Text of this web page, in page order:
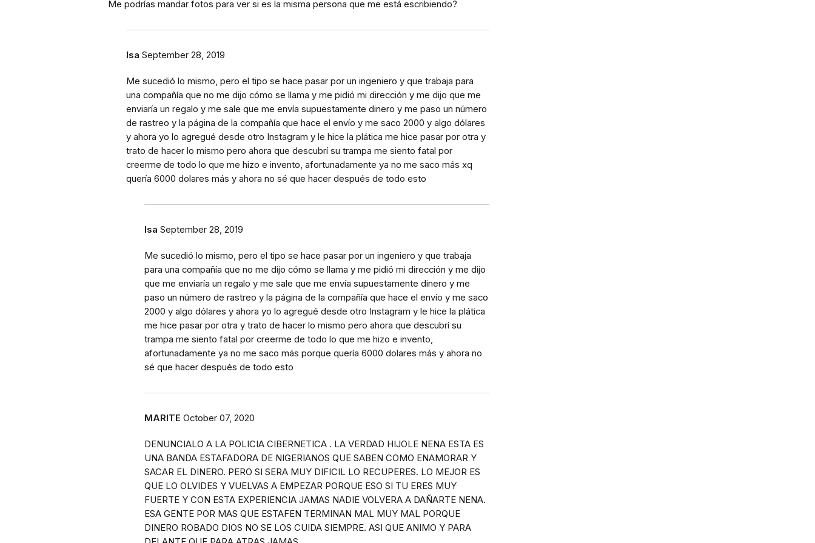
Me podrías mandar fotos para ver si es la misma persona que me está escribiendo?
Isa September 28, 2019
Me sucedió lo mismo, pero el tipo se hace pasar por un ingeniero y que trabaja para
una compañía que no me dijo cómo se llama y me pidió mi dirección y me dijo que me
enviaría un regalo y me sale que me envía supuestamente dinero y me paso un número
de rastreo y la página de la compañía que hace el envío y me saco 2000 y algo dólares
y ahora yo lo agregué desde otro Instagram y le hice la plática me hice pasar por otra y
trato de hacer lo mismo pero ahora que descubrí su trampa me siento fatal por
creerme de todo lo que me hizo e invento, afortunadamente ya no me saco más xq
quería 6000 dolares más y ahora no sé que hacer después de todo esto
Isa September 28, 2019
Me sucedió lo mismo, pero el tipo se hace pasar por un ingeniero y que trabaja
para una compañía que no me dijo cómo se llama y me pidió mi dirección y me dijo
que me enviaría un regalo y me sale que me envía supuestamente dinero y me
paso un número de rastreo y la página de la compañía que hace el envío y me saco
2000 y algo dólares y ahora yo lo agregué desde otro Instagram y le hice la plática
me hice pasar por otra y trato de hacer lo mismo pero ahora que descubrí su
trampa me siento fatal por creerme de todo lo que me hizo e invento,
afortunadamente ya no me saco más porque quería 6000 dolares más y ahora no
sé que hacer después de todo esto
MARITE October 07, 2020
DENUNCIALO A LA POLICIA CIBERNETICA . LA VERDAD HIJOLE NENA ESTA ES
UNA BANDA ESTAFADORA DE NIGERIANOS QUE SABEN COMO ENAMORAR Y
SACAR EL DINERO. PERO SI SERA MUY DIFICIL LO RECUPERES. LO MEJOR ES
QUE LO OLVIDES Y VUELVAS A EMPEZAR PORQUE ESO SI TU ERES MUY
FUERTE Y CON ESTA EXPERIENCIA JAMAS NADIE VOLVERA A DAÑARTE NENA.
ESA GENTE POR MAS QUE ESTAFEN TERMINAN MAL MUY MAL PORQUE
DINERO ROBADO DIOS NO SE LOS CUIDA SIEMPRE. ASI QUE ANIMO Y PARA